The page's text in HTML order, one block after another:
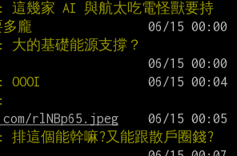
: 這幾家 AI 與航太吃電怪獸要持
龐
: 大的基礎能源支撐？
: OOOI
rlNBp65.jpeg
: 排這個能幹嘛?又能跟散戶圈錢?